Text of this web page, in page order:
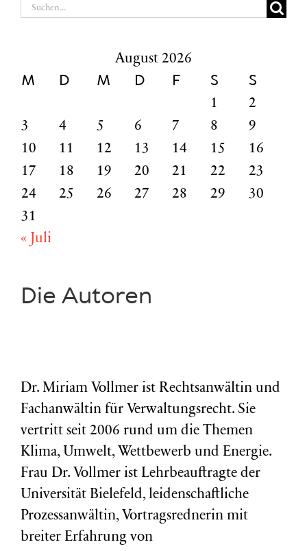
Suche
August 2026
M D M D F S S
1
2
3
4 5 6 7 8
9
10
11 12 13 14 15
16
17
18 19 20 21 22
23
24
25 26 27 28 29
30
31
« Juli
Die Autoren
Dr. Miriam Vollmer ist Rechtsanwältin und
Fachanwältin für Verwaltungsrecht. Sie
vertritt seit 2006 rund um die Themen
Klima, Umwelt, Wettbewerb und Energie.
Frau Dr. Vollmer ist Lehrbeauftragte der
Universität Bielefeld, leidenschaftliche
Prozessanwältin, Vortragsrednerin mit
breiter Erfahrung von